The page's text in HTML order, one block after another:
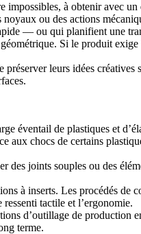
à obtenir avec
ou des actions
— ou qui planifient une
Si le produit
leurs idées
éventail de plastiques et
chocs de certains
joints souples ou des
à inserts. Les procédés
tactile et l’ergonomie.
d’outillage de production
terme.